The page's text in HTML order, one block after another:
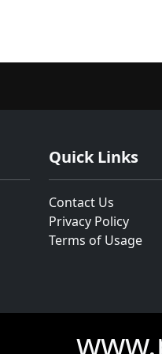
Quick Links
Contact Us
Privacy Policy
Terms of Usage